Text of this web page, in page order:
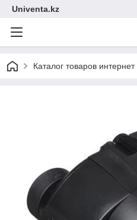
Univenta.kz
Каталог товаров